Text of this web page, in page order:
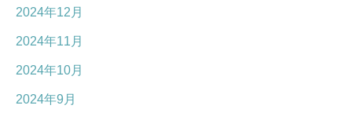
2024年12月
2024年11月
2024年10月
2024年9月